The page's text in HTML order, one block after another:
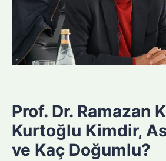
Prof. Dr. Ramazan
Kurtoğlu Kimdir,
ve Kaç Doğumlu?